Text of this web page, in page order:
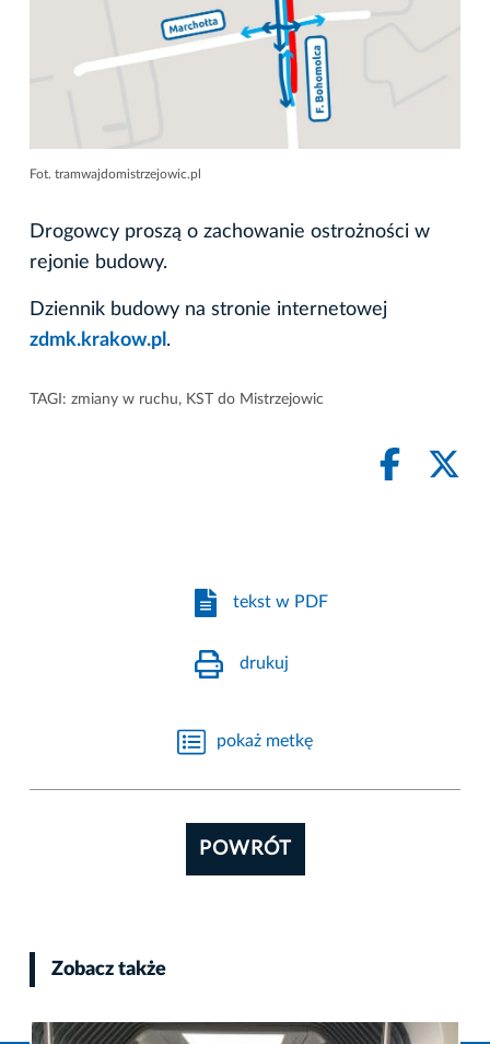
Fot. tramwajdomistrzejowic.pl
Drogowcy proszą o zachowanie ostrożności w
rejonie budowy.
Dziennik budowy na stronie internetowej
zdmk.krakow.pl .
TAGI: zmiany w ruchu, KST do Mistrzejowic
tekst w PDF
drukuj
pokaż metkę
POWRÓT
Zobacz także